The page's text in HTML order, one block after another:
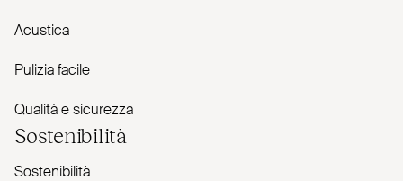
Acustica
Pulizia facile
Qualità e sicurezza
Sostenibilità
Sostenibilità